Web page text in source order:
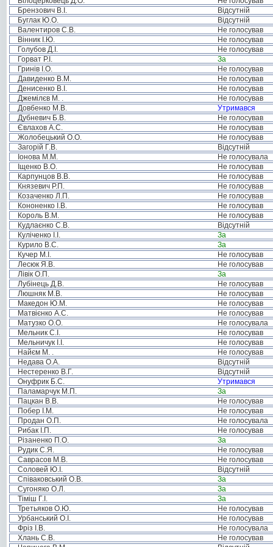
Брензович В.І.
Відсутній
Буглак Ю.О.
Відсутній
Валентиров С.В.
Не голосував
Вінник І.Ю.
Не голосував
Голубов Д.І.
Не голосував
Горват Р.І.
За
Гринів І.О.
Не голосував
Давиденко В.М.
Не голосував
Денисенко В.І.
Не голосував
Джемілєв М. .
Не голосував
Довбенко М.В.
Утримався
Дубневич Б.В.
Не голосував
Євлахов А.С.
Не голосував
Жолобецький О.О.
Не голосував
Загорій Г.В.
Відсутній
Іонова М.М.
Не голосувала
Іщенко В.О.
Не голосував
Карпунцов В.В.
Не голосував
Князевич Р.П.
Не голосував
Козаченко Л.П.
Не голосував
Кононенко І.В.
Не голосував
Король В.М.
Не голосував
Кудлаєнко С.В.
Відсутній
Куліченко І.І.
За
Курило В.С.
За
Кучер М.І.
Не голосував
Лесюк Я.В.
Не голосував
Лівік О.П.
За
Лубінець Д.В.
Не голосував
Люшняк М.В.
Не голосував
Македон Ю.М.
Не голосував
Матвієнко А.С.
Не голосував
Матузко О.О.
Не голосувала
Мельник С.І.
Не голосував
Мельничук І.І.
Не голосував
Найєм М. .
Не голосував
Недава О.А.
Відсутній
Нестеренко В.Г.
Відсутній
Онуфрик Б.С.
Утримався
Паламарчук М.П.
За
Пацкан В.В.
Не голосував
Побер І.М.
Не голосував
Продан О.П.
Не голосувала
Рибак І.П.
Не голосував
Різаненко П.О.
За
Рудик С.Я.
Не голосував
Саврасов М.В.
Не голосував
Соловей Ю.І.
Відсутній
Співаковський О.В.
За
Сугоняко О.Л.
За
Тіміш Г.І.
За
Третьяков О.Ю.
Не голосував
Урбанський О.І.
Не голосував
Фріз І.В.
Не голосувала
Хлань С.В.
Не голосував